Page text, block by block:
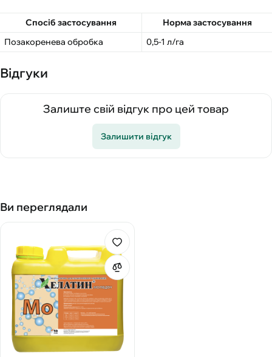
Спосіб застосування
Норма застосування
Позакоренева обробка
0,5-1 л/га
Відгуки
Залиште свій відгук про цей товар
Залишити відгук
Ви переглядали